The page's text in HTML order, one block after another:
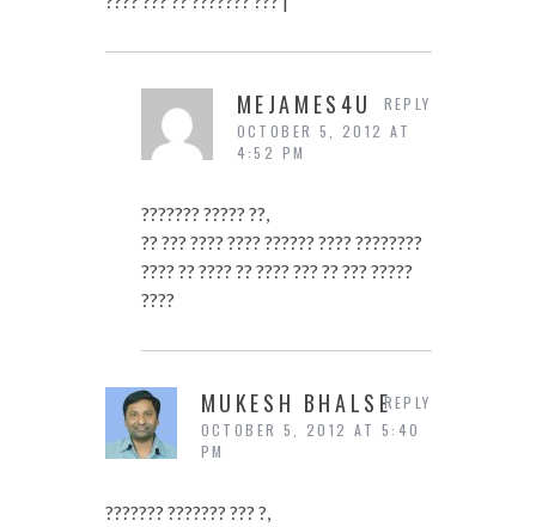
MEJAMES4U
OCTOBER 5, 2012 AT
4:52 PM
??????? ????? ??,
?? ??? ???? ???? ?????? ???? ????????
???? ?? ???? ?? ???? ??? ?? ??? ?????
????
REPLY
MUKESH BHALSE
OCTOBER 5, 2012 AT 5:40
PM
??????? ??????? ??? ?,
REPLY